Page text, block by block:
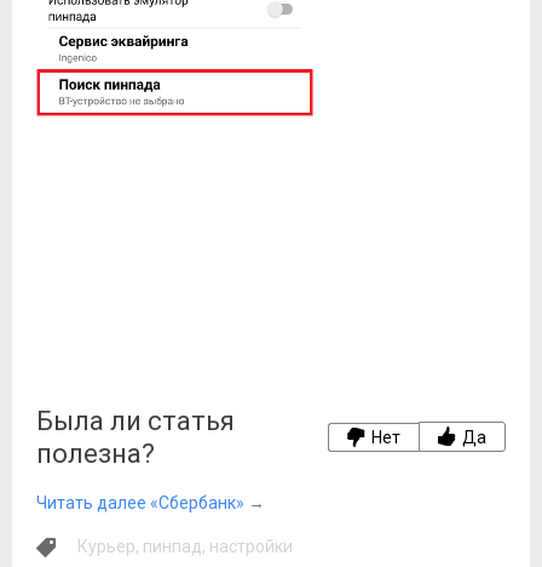
Была ли статья
полезна?
Нет Да
Читать далее «Сбербанк» →
Курьер, пинпад, настройки